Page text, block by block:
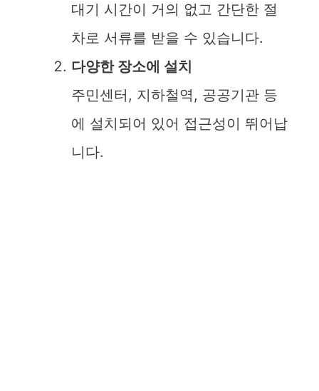
대기 시간이 거의 없고 간단한 절
차로 서류를 받을 수 있습니다.
다양한 장소에 설치
주민센터, 지하철역, 공공기관 등
에 설치되어 있어 접근성이 뛰어납
니다.